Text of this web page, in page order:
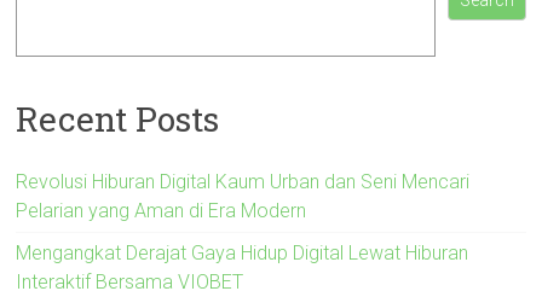
Recent Posts
Revolusi Hiburan Digital Kaum Urban dan Seni Mencari
Pelarian yang Aman di Era Modern
Mengangkat Derajat Gaya Hidup Digital Lewat Hiburan
Interaktif Bersama VIOBET